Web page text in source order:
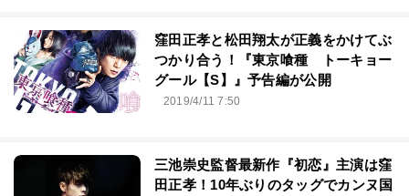
窪田正孝と松田翔太が正義をかけてぶ
つかり合う！『東京喰種 トーキョー
グール【S】』予告編が公開
2019/4/11 7:50
三池崇史監督最新作『初恋』主演は窪
田正孝！10年ぶりのタッグでカンヌ国